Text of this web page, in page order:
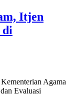
Itjen
di
Agama
Evaluasi